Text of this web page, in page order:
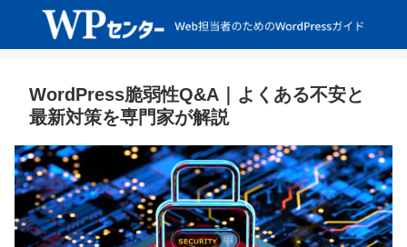
WordPress脆弱性Q&A｜よくある不安と
最新対策を専門家が解説